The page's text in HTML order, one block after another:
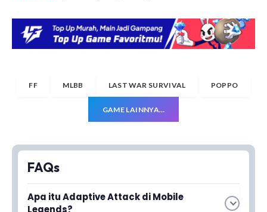
FF MLBB LAST WAR SURVIVAL POPPO
GAME LAINNYA…
FAQs
Apa itu Adaptive Attack di Mobile
Legends?